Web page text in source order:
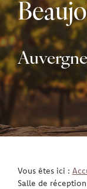
Vous êtes ici :
Salle de réception